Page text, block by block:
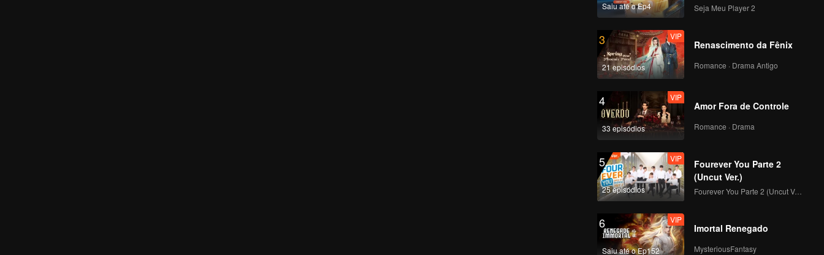
Saiu até o Ep4 Seja Meu Player 2
3
21 episódios
VIP
Renascimento da Fênix
Romance · Drama Antigo
4
33 episódios
VIP
Amor Fora de Controle
Romance · Drama
5
25 episódios
VIP
Fourever You Parte 2
(Uncut Ver.)
Fourever You Parte 2 (Uncut Ver.)
6
Saiu até o Ep152
VIP
Imortal Renegado
MysteriousFantasy